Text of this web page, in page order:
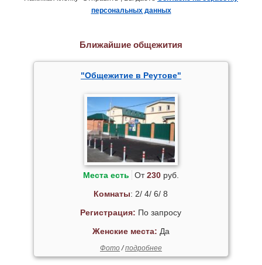
персональных данных
Ближайшие общежития
"Общежитие в Реутове"
Места есть От230руб.
Комнаты: 2/ 4/ 6/ 8
Регистрация: По запросу
Женские места: Да
Фото/подробнее